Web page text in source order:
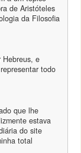
de Aristóteles
da Filosofia
Hebreus, e
todo
que lhe
estava
do site
total